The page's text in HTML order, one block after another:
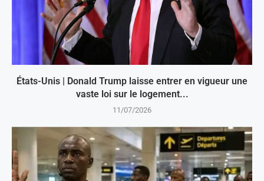
États-Unis | Donald Trump laisse entrer en vigueur une
vaste loi sur le logement...
11/07/2026